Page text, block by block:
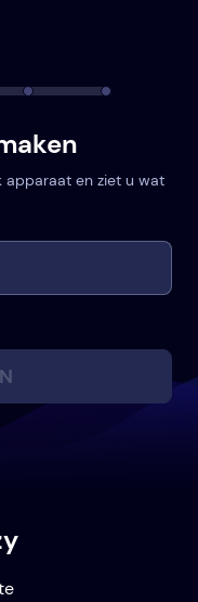
apparaat en ziet u wat